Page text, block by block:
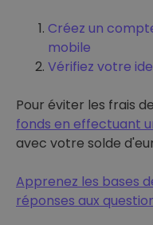
Créez un
mobile
Vérifiez votre
Pour éviter les frais
fonds en effectuant
avec votre solde
Apprenez les bases
réponses aux